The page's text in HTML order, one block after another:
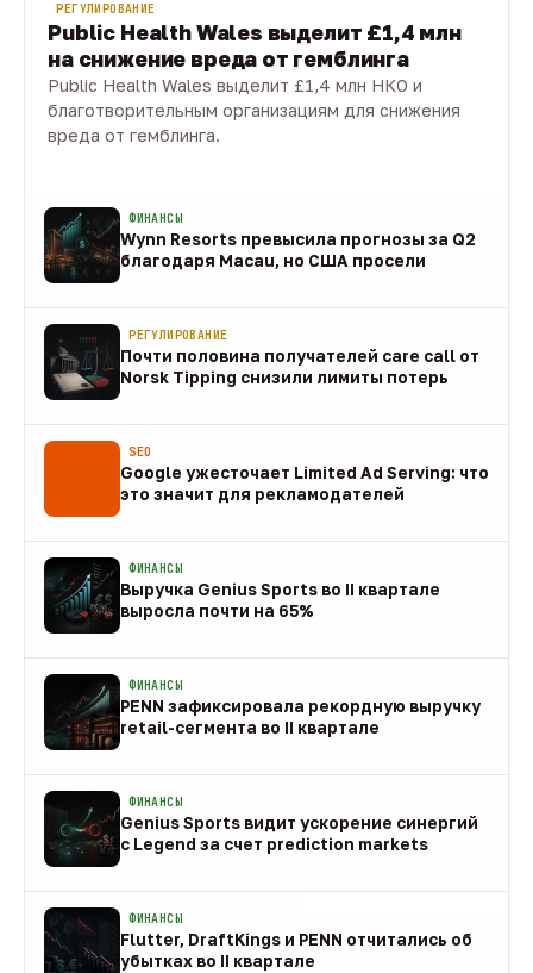
РЕГУЛИРОВАНИЕ
Public Health Wales выделит £1,4 млн
на снижение вреда от гемблинга
Public Health Wales выделит £1,4 млн НКО и
благотворительным организациям для снижения
вреда от гемблинга.
ФИНАНСЫ
Wynn Resorts превысила прогнозы за Q2
благодаря Macau, но США просели
РЕГУЛИРОВАНИЕ
Почти половина получателей care call от
Norsk Tipping снизили лимиты потерь
SEO
Google ужесточает Limited Ad Serving: что
это значит для рекламодателей
ФИНАНСЫ
Выручка Genius Sports во II квартале
выросла почти на 65%
ФИНАНСЫ
PENN зафиксировала рекордную выручку
retail-сегмента во II квартале
ФИНАНСЫ
Genius Sports видит ускорение синергий
с Legend за счет prediction markets
ФИНАНСЫ
Flutter, DraftKings и PENN отчитались об
убытках во II квартале